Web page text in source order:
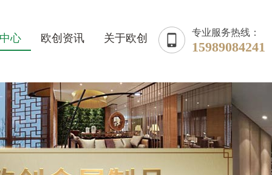
专业服务热线：
15989084241
心 欧创资讯 关于欧创